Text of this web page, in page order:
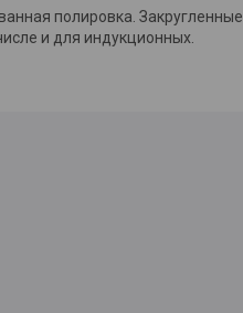
полировка. Закругленные
и для индукционных.